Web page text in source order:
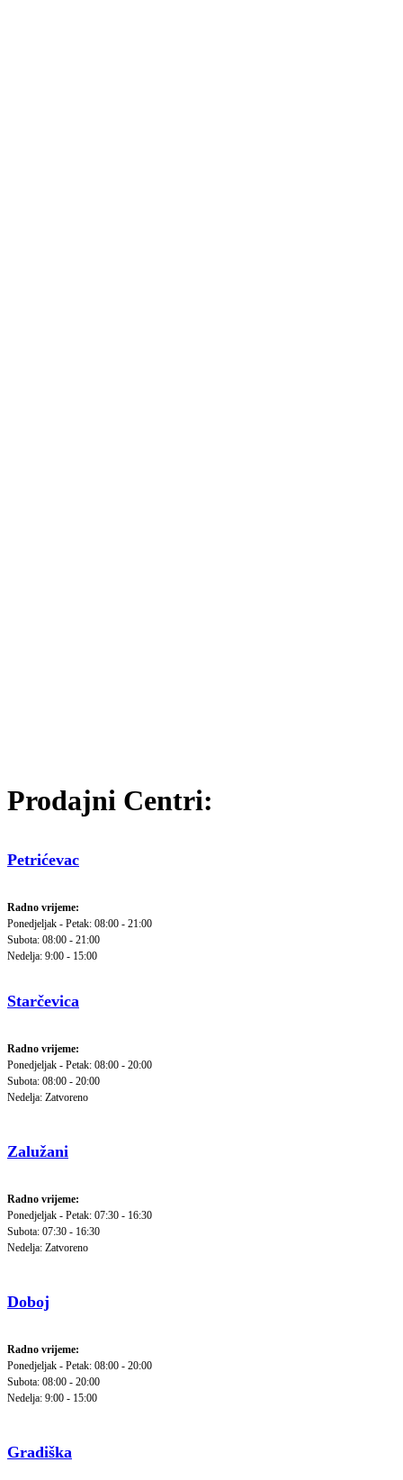
Prodajni Centri:
Petrićevac
Radno vrijeme:
Ponedjeljak - Petak: 08:00 - 21:00
Subota: 08:00 - 21:00
Nedelja: 9:00 - 15:00
Starčevica
Radno vrijeme:
Ponedjeljak - Petak: 08:00 - 20:00
Subota: 08:00 - 20:00
Nedelja: Zatvoreno
Zalužani
Radno vrijeme:
Ponedjeljak - Petak: 07:30 - 16:30
Subota: 07:30 - 16:30
Nedelja: Zatvoreno
Doboj
Radno vrijeme:
Ponedjeljak - Petak: 08:00 - 20:00
Subota: 08:00 - 20:00
Nedelja: 9:00 - 15:00
Gradiška